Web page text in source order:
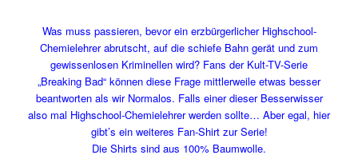
Was muss passieren, bevor ein erzbürgerlicher Highschool-
Chemielehrer abrutscht, auf die schiefe Bahn gerät und zum
gewissenlosen Kriminellen wird? Fans der Kult-TV-Serie
„Breaking Bad“ können diese Frage mittlerweile etwas besser
beantworten als wir Normalos. Falls einer dieser Besserwisser
also mal Highschool-Chemielehrer werden sollte… Aber egal, hier
gibt’s ein weiteres Fan-Shirt zur Serie!
Die Shirts sind aus 100% Baumwolle.